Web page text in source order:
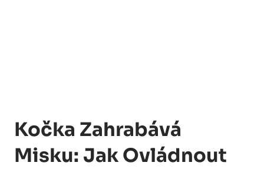
Kočka Zahrabává
Misku: Jak Ovládnout